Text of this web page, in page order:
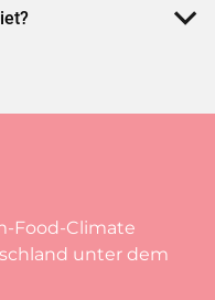
Food-Climate
unter dem